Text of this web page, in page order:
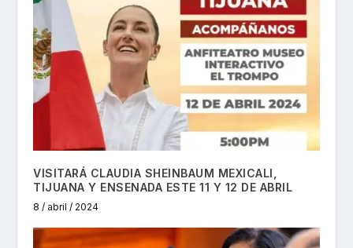
VISITARÁ CLAUDIA SHEINBAUM MEXICALI,
TIJUANA Y ENSENADA ESTE 11 Y 12 DE ABRIL
8 / abril / 2024